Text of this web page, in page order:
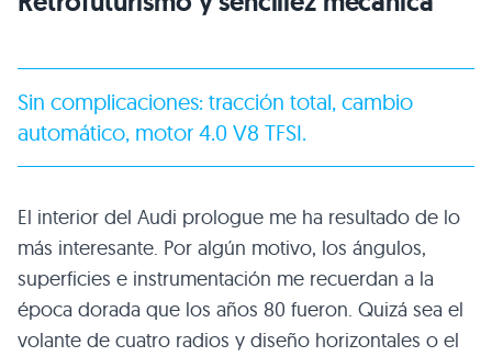
Sin complicaciones: tracción total, cambio
automático, motor 4.0 V8 TFSI.
El interior del Audi prologue me ha resultado de lo
más interesante. Por algún motivo, los ángulos,
superficies e instrumentación me recuerdan a la
época dorada que los años 80 fueron. Quizá sea el
volante de cuatro radios y diseño horizontales o el